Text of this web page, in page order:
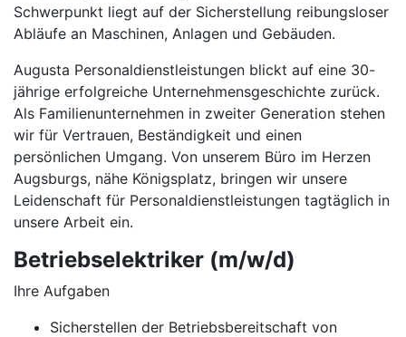
Schwerpunkt liegt auf der Sicherstellung reibungsloser
Abläufe an Maschinen, Anlagen und Gebäuden.
Augusta Personaldienstleistungen blickt auf eine 30-
jährige erfolgreiche Unternehmensgeschichte zurück.
Als Familienunternehmen in zweiter Generation stehen
wir für Vertrauen, Beständigkeit und einen
persönlichen Umgang. Von unserem Büro im Herzen
Augsburgs, nähe Königsplatz, bringen wir unsere
Leidenschaft für Personaldienstleistungen tagtäglich in
unsere Arbeit ein.
Betriebselektriker (m/w/d)
Ihre Aufgaben
Sicherstellen der Betriebsbereitschaft von